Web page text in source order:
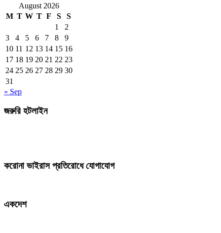
August 2026
M T W T F S
S
1
2
3
4 5 6 7 8
9
10 11 12 13 14 15 16
17 18 19 20 21 22 23
24 25 26 27 28 29 30
31
« Sep
জরুরি হটলাইন
করোনা ভাইরাস প্রতিরোধে যোগাযোগ
একদেশ